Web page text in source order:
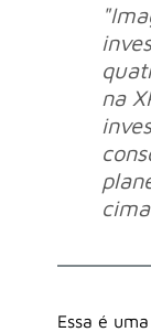
na
Essa é